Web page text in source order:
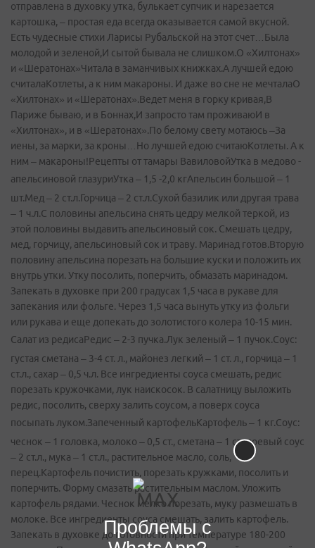
отправлена в духовку утка, булькает супчик и нарезается
картошка, – простая еда всегда оказывается самой вкусной.
Есть чудесные стихи Ларисы Рубальской на этот счет…Была
молодой и зеленой,И сытой бывала не слишком.О «Хилтонах»
и «Шератонах»Читала в заманчивых книжках.А лучшей едою
считалаКотлеты, а к ним макароны. И даже во сне не мечталаО
«Хилтонах» и «Шератонах».Ведет меня в горку кривая,В
Париже бываю, и в Боннах,И запросто там проживаюИ в
«Хилтонах», и в «Шератонах».По белому свету мотаюсь –За
иены, за марки, за кроны…Но лучшей едою считаюКотлеты. А к
ним – макароны!Рецепты от тамары ВавиловойУтка в медово -
апельсиновой глазуриУтка – 1,5 -2,0 кгАпельсин большой – 1
шт.Мед – 2 ст.л.Горчица – 2 ст.л.Сухой базилик или другая трава
– 1 ч.л.С половины апельсина снять цедру мелкой теркой, из
этой половины выдавить апельсиновый сок. Смешать цедру,
мед, горчицу, апельсиновый сок и траву. Маринад готов.Вторую
половину апельсина порезать на большие куски и положить их
внутрь утки. Утку посолить, поперчить, обмазать маринадом.
Запекать в духовке при 200 градусах 1,5 часа в рукаве для
запекания или фольге. Через 1,5 часа вынуть утку из фольги
или рукава и еще допекать до золотистого колера 10-15 мин.
Салат из редисаРедис – 2-3 пучка.Лук зеленый – 1 пучок.Соус:
густая сметана – 3-4 ст. л., майонез легкий – 1 ст. л., горчица – 1
ст.л., сахар – 0,5 ч.л. Все ингредиенты соуса смешать, редис
порезать кружочками, лук наискосок. В салатницу выложить
редис, посолить, сверху залить соусом, а поверх соуса
посыпать луком.Запеченный картофельКартофель – 1 кг.Соус:
чеснок – 1 головка, молоко – 0,5 ст., сметана – 1 ст., соевый соус
– 2 ст.л., мука – 1 ст.л., растительное масло, соль,
перец.Картофель почистить, порезать кружками, посолить и
поперчить. Форму смазать растительным маслом. Уложить
картофель рядами. Чеснок мелко порезать, муку размешать в
молоке. Все ингредиенты соуса смешать, залить картофель.
Запекать в духовке до готовности при температуре 180-200
Проблемы с